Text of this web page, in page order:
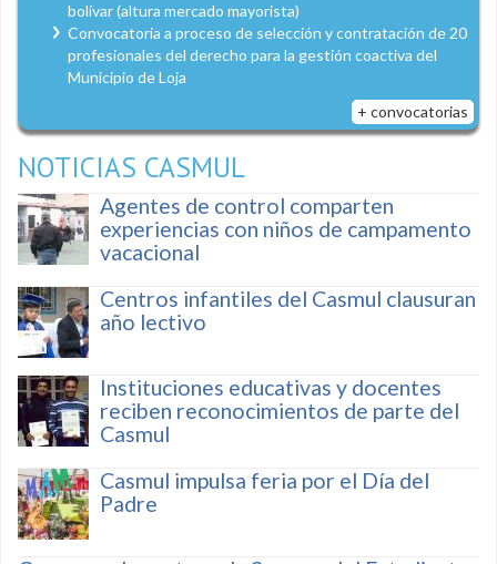
bolívar (altura mercado mayorista)
Convocatoria a proceso de selección y contratación de 20
profesionales del derecho para la gestión coactiva del
Municipio de Loja
+ convocatorias
NOTICIAS CASMUL
Agentes de control comparten
experiencias con niños de campamento
vacacional
Centros infantiles del Casmul clausuran
año lectivo
Instituciones educativas y docentes
reciben reconocimientos de parte del
Casmul
Casmul impulsa feria por el Día del
Padre